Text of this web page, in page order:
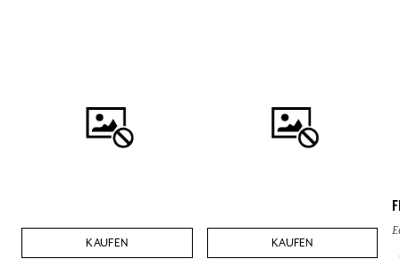
KAUFEN KAUFEN